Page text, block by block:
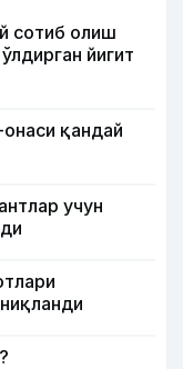
сотиб олиш
йигит
қандай
учун